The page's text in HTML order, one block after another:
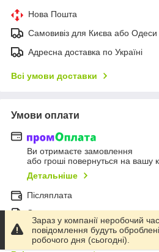
Нова Пошта
Самовивіз для Києва або Одеси
Адресна доставка по Україні
Всі умови доставки
Умови оплати
Ви отримаєте замовлення
або гроші повернуться на вашу
Детальніше
Післяплата
Оплата на рахунок
Онлайн-оплата карткою Visa,
Зараз у компанії неробочий
повідомлення будуть
робочого дня (сьогодні).